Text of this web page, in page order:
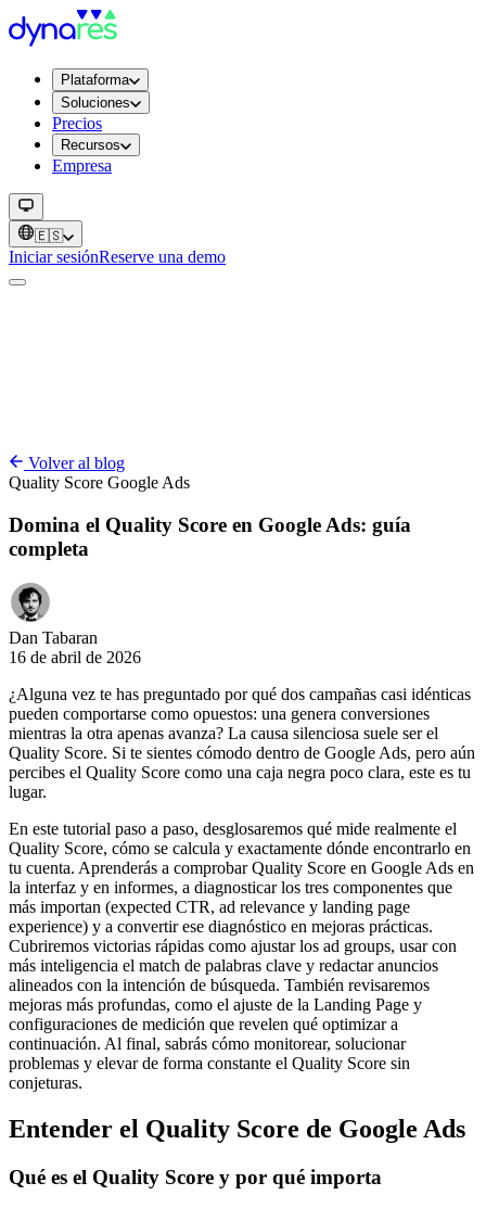
Plataforma
Soluciones
Precios
Recursos
Empresa
🇪🇸
Iniciar sesiónReserve una demo
Volver al blog
Quality Score Google Ads
Domina el Quality Score en Google Ads: guía
completa
Dan Tabaran
16 de abril de 2026
¿Alguna vez te has preguntado por qué dos campañas casi idénticas
pueden comportarse como opuestos: una genera conversiones
mientras la otra apenas avanza? La causa silenciosa suele ser el
Quality Score. Si te sientes cómodo dentro de Google Ads, pero aún
percibes el Quality Score como una caja negra poco clara, este es tu
lugar.
En este tutorial paso a paso, desglosaremos qué mide realmente el
Quality Score, cómo se calcula y exactamente dónde encontrarlo en
tu cuenta. Aprenderás a comprobar Quality Score en Google Ads en
la interfaz y en informes, a diagnosticar los tres componentes que
más importan (expected CTR, ad relevance y landing page
experience) y a convertir ese diagnóstico en mejoras prácticas.
Cubriremos victorias rápidas como ajustar los ad groups, usar con
más inteligencia el match de palabras clave y redactar anuncios
alineados con la intención de búsqueda. También revisaremos
mejoras más profundas, como el ajuste de la Landing Page y
configuraciones de medición que revelen qué optimizar a
continuación. Al final, sabrás cómo monitorear, solucionar
problemas y elevar de forma constante el Quality Score sin
conjeturas.
Entender el Quality Score de Google Ads
Qué es el Quality Score y por qué importa